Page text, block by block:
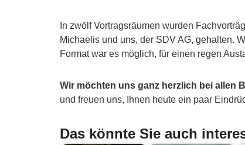
In zwölf Vortragsräumen wurden
Michaelis und uns, der SDV AG, gehalten.
Format war es möglich, für einen regen
Wir möchten uns ganz herzlich bei allen
und freuen uns, Ihnen heute ein paar
Das könnte Sie auch